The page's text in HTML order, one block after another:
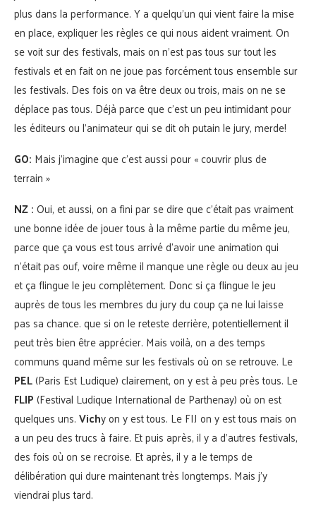
plus dans la performance. Y a quelqu’un qui vient faire la mise
en place, expliquer les règles ce qui nous aident vraiment. On
se voit sur des festivals, mais on n’est pas tous sur tout les
festivals et en fait on ne joue pas forcément tous ensemble sur
les festivals. Des fois on va être deux ou trois, mais on ne se
déplace pas tous. Déjà parce que c’est un peu intimidant pour
les éditeurs ou l’animateur qui se dit oh putain le jury, merde!
GO: Mais j’imagine que c’est aussi pour « couvrir plus de
terrain »
NZ :Oui, et aussi, on a fini par se dire que c’était pas vraiment
une bonne idée de jouer tous à la même partie du même jeu,
parce que ça vous est tous arrivé d’avoir une animation qui
n’était pas ouf, voire même il manque une règle ou deux au jeu
et ça flingue le jeu complètement. Donc si ça flingue le jeu
auprès de tous les membres du jury du coup ça ne lui laisse
pas sa chance. que si on le reteste derrière, potentiellement il
peut très bien être apprécier. Mais voilà, on a des temps
communs quand même sur les festivals où on se retrouve. Le
PEL(Paris Est Ludique) clairement, on y est à peu près tous. Le
FLIP(Festival Ludique International de Parthenay) où on est
quelques uns.Vichy on y est tous. Le FIJ on y est tous mais on
a un peu des trucs à faire. Et puis après, il y a d’autres festivals,
des fois où on se recroise. Et après, il y a le temps de
délibération qui dure maintenant très longtemps. Mais j’y
viendrai plus tard.